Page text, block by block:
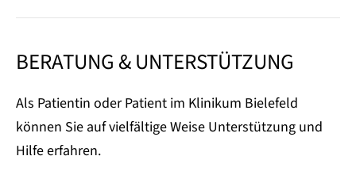
BERATUNG & UNTERSTÜTZUNG
Als Patientin oder Patient im Klinikum Bielefeld
können Sie auf vielfältige Weise Unterstützung und
Hilfe erfahren.